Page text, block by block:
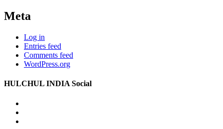
Meta
Log in
Entries feed
Comments feed
WordPress.org
HULCHUL INDIA Social